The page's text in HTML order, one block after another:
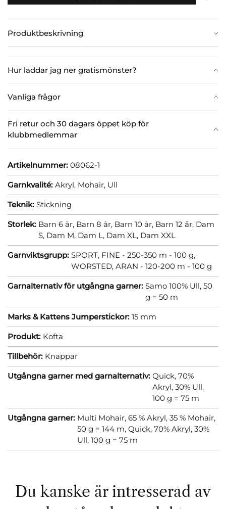
Produktbeskrivning
Hur laddar jag ner gratismönster?
Vanliga frågor
Fri retur och 30 dagars öppet köp för
klubbmedlemmar
Artikelnummer: 08062-1
Garnkvalité: Akryl, Mohair, Ull
Teknik: Stickning
Storlek: Barn 6 år, Barn 8 år, Barn 10 år, Barn 12 år, Dam
S, Dam M, Dam L, Dam XL, Dam XXL
Garnviktsgrupp: SPORT, FINE - 250-350 m - 100 g,
WORSTED, ARAN - 120-200 m - 100 g
Garnalternativ för utgångna garner: Samo 100% Ull, 50
g = 50 m
Marks & Kattens Jumperstickor: 15 mm
Produkt: Kofta
Tillbehör: Knappar
Utgångna garner med garnalternativ: Quick, 70%
Akryl, 30% Ull,
100 g = 75 m
Utgångna garner: Multi Mohair, 65 % Akryl, 35 % Mohair,
50 g = 144 m, Quick, 70% Akryl, 30%
Ull, 100 g = 75 m
Du kanske är intresserad av